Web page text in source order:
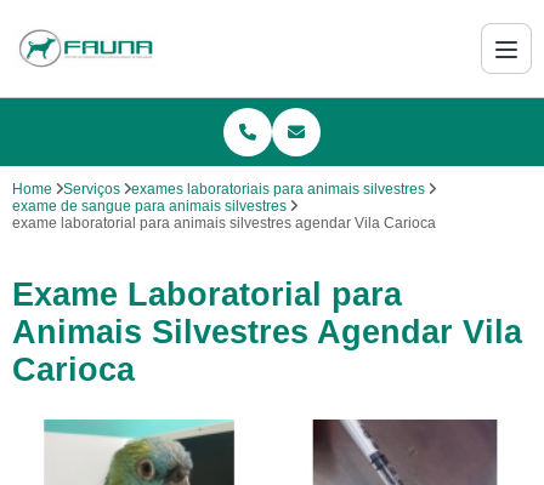
Home Serviços
exames laboratoriais para animais silvestres
exame de sangue para animais silvestres
exame laboratorial para animais silvestres agendar Vila Carioca
Exame Laboratorial para
Animais Silvestres Agendar Vila
Carioca